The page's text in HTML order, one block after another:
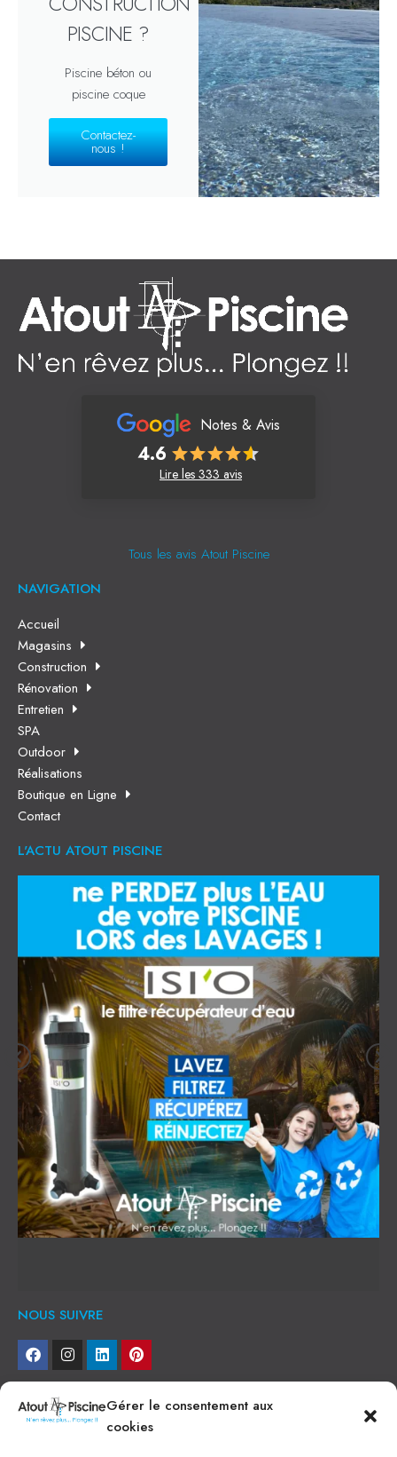
Gérer le consentement aux
cookies
PISCINE ?
Piscine béton ou
piscine coque
Contactez-
nous !
Notes & Avis
4.6
Lire les 333 avis
Tous les avis Atout Piscine
NAVIGATION
Accueil
Magasins
Construction
Rénovation
Entretien
SPA
Outdoor
Réalisations
Boutique en Ligne
Contact
L'ACTU ATOUT PISCINE
NOUS SUIVRE
NEWSLETTER
Je veux recevoir toute l'actu